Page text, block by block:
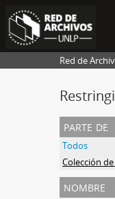
Red de
parte de
Todos
nombre